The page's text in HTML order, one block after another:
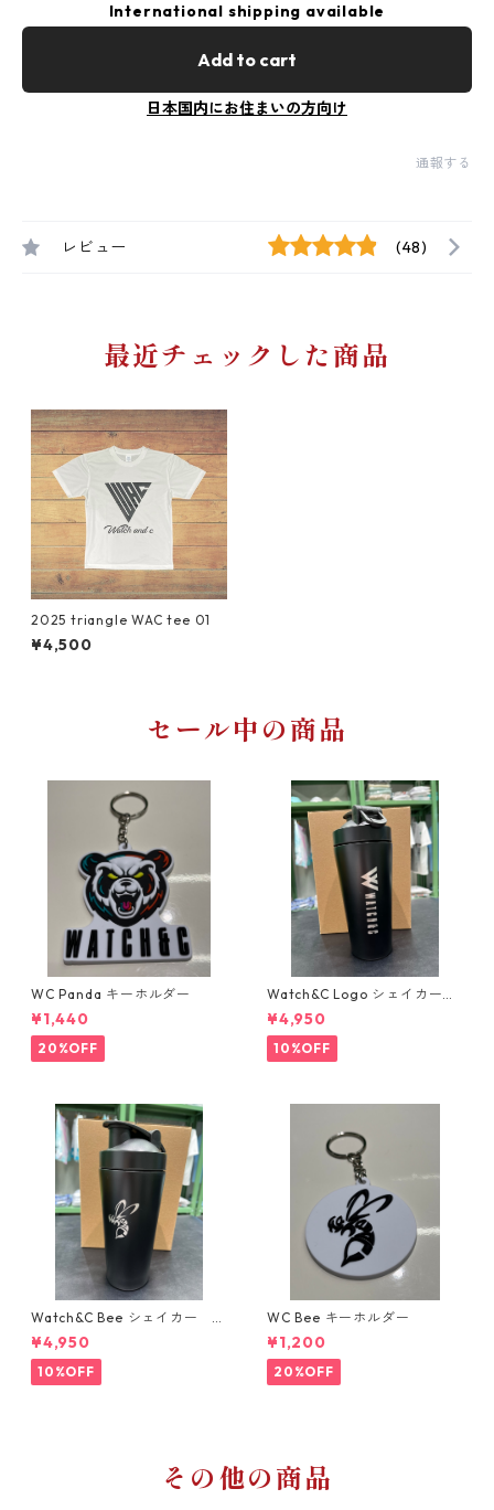
International shipping available
Add to cart
日本国内にお住まいの方向け
通報する
レビュー (48)
最近チェックした商品
2025 triangle WAC tee 01
¥4,500
セール中の商品
WC Panda キーホルダー
¥1,440
20%OFF
Watch&C Logo シェイカー
Web限定10個‼️
¥4,950
10%OFF
Watch&C Bee シェイカー W
eb限定10点‼️
¥4,950
10%OFF
WC Bee キーホルダー
¥1,200
20%OFF
その他の商品